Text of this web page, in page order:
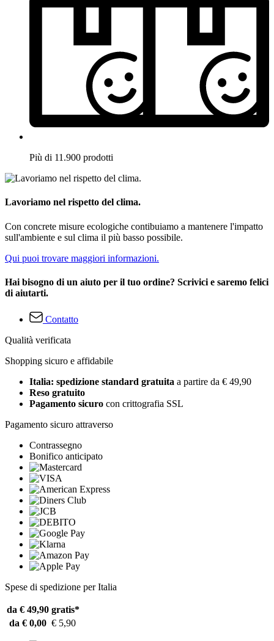
Più di 11.900 prodotti
Lavoriamo nel rispetto del clima.
Con concrete misure ecologiche contibuiamo a mantenere l'impatto
sull'ambiente e sul clima il più basso possibile.
Qui puoi trovare maggiori informazioni.
Hai bisogno di un aiuto per il tuo ordine? Scrivici e saremo felici
di aiutarti.
Contatto
Qualità verificata
Shopping sicuro e affidabile
Italia: spedizione standard gratuita a partire da € 49,90
Reso gratuito
Pagamento sicuro con crittografia SSL
Pagamento sicuro attraverso
Contrassegno
Bonifico anticipato
Spese di spedizione per Italia
da € 49,90 gratis*
da € 0,00 € 5,90